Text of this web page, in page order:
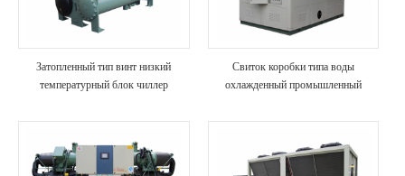
Затопленный тип винт низкий
температурный блок чиллер
Свиток коробки типа воды
охлажденный промышленный